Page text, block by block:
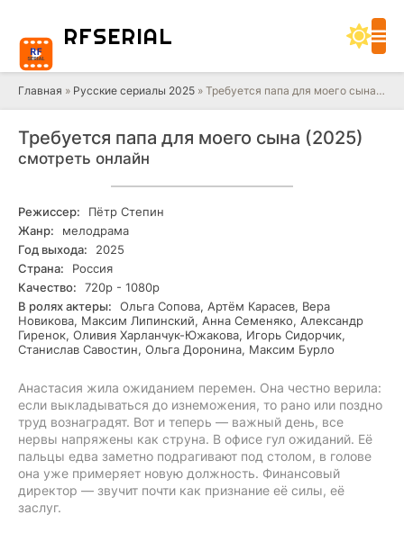
RFSERIAL
Главная » Русские сериалы 2025 » Требуется папа для моего сына (2025)
Требуется папа для моего сына (2025)
смотреть онлайн
Режиссер:
Пётр Степин
Жанр:
мелодрама
Год выхода:
2025
Страна:
Россия
Качество:
720р - 1080р
В ролях актеры:
Ольга Сопова, Артём Карасев, Вера
Новикова, Максим Липинский, Анна Семеняко, Александр
Гиренок, Оливия Харланчук-Южакова, Игорь Сидорчик,
Станислав Савостин, Ольга Доронина, Максим Бурло
Анастасия жила ожиданием перемен. Она честно верила:
если выкладываться до изнеможения, то рано или поздно
труд вознаградят. Вот и теперь — важный день, все
нервы напряжены как струна. В офисе гул ожиданий. Её
пальцы едва заметно подрагивают под столом, в голове
она уже примеряет новую должность. Финансовый
директор — звучит почти как признание её силы, её
заслуг.